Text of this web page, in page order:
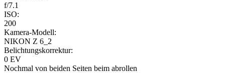
f/7.1
ISO:
200
Kamera-Modell:
NIKON Z 6_2
Belichtungskorrektur:
0 EV
Nochmal von beiden Seiten beim abrollen